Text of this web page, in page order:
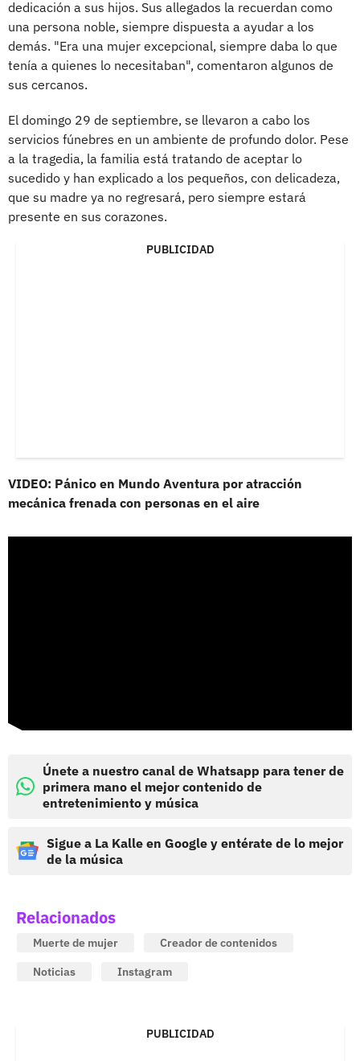
dedicación a sus hijos. Sus allegados la recuerdan como
una persona noble, siempre dispuesta a ayudar a los
demás. "Era una mujer excepcional, siempre daba lo que
tenía a quienes lo necesitaban", comentaron algunos de
sus cercanos.
El domingo 29 de septiembre, se llevaron a cabo los
servicios fúnebres en un ambiente de profundo dolor. Pese
a la tragedia, la familia está tratando de aceptar lo
sucedido y han explicado a los pequeños, con delicadeza,
que su madre ya no regresará, pero siempre estará
presente en sus corazones.
PUBLICIDAD
VIDEO: Pánico en Mundo Aventura por atracción
mecánica frenada con personas en el aire
Únete a nuestro canal de Whatsapp para tener de
primera mano el mejor contenido de
entretenimiento y música
Sigue a La Kalle en Google y entérate de lo mejor
de la música
Relacionados
Muerte de mujer
Creador de contenidos
Noticias
Instagram
PUBLICIDAD